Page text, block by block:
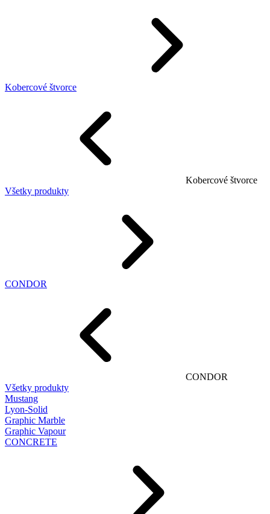
Kobercové štvorce
Kobercové štvorce
Všetky produkty
CONDOR
CONDOR
Všetky produkty
Mustang
Lyon-Solid
Graphic Marble
Graphic Vapour
CONCRETE